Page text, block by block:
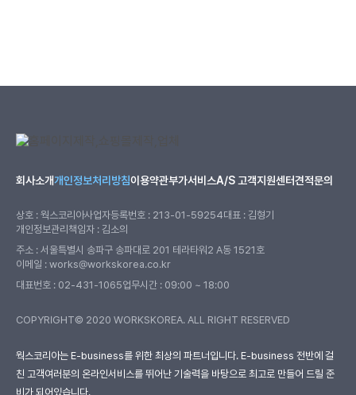
회사소개개인정보처리방침이용약관부가서비스A/S 고객지원센터견적문의
상호 : 웍스코리아사업자등록번호 : 213-01-59254대표 : 김형기
개인정보관리책임자 : 김소의
주소 : 서울특별시 송파구 송파대로 201 테라타워2 A동 1521호
이메일 : works@workskorea.co.kr
대표번호 : 02-431-1065업무시간 : 09:00 ~ 18:00
COPYRIGHT© 2020 WORKSKOREA. ALL RIGHT RESERVED
웍스코리아는 E-business를 위한 최상의 파트너입니다. E-business 전반에 걸
친 고객여러분의 온라인서비스를 뛰어난 기술력을 바탕으로 최고로 만들어 드릴 준
비가 되어있습니다.